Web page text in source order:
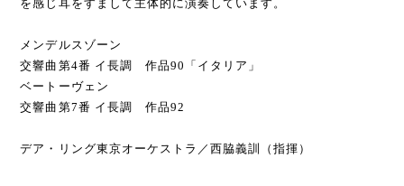
を感じ耳をすまして主体的に演奏しています。
メンデルスゾーン
交響曲第4番 イ長調 作品90「イタリア」
ベートーヴェン
交響曲第7番 イ長調 作品92
デア・リング東京オーケストラ／西脇義訓（指揮）